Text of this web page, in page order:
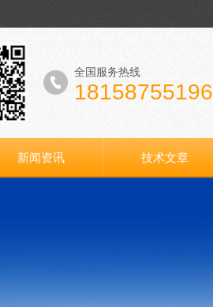
全国服务热线
18158755196
新闻资讯 技术文章